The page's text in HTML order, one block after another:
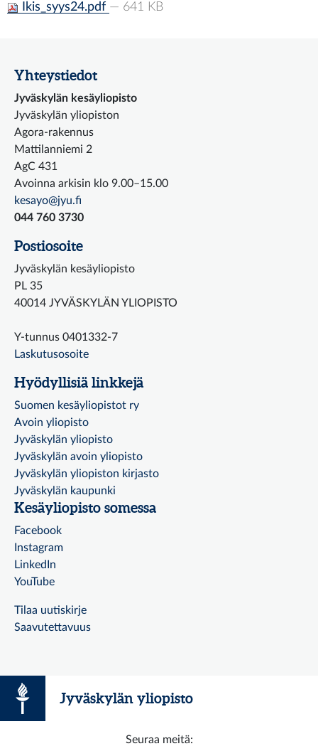
Ikis_syys24.pdf — 641 KB
Yhteystiedot
Jyväskylän kesäyliopisto
Jyväskylän yliopiston
Agora-rakennus
Mattilanniemi 2
AgC 431
Avoinna arkisin klo 9.00–15.00
kesayo@jyu.fi
044 760 3730
Postiosoite
Jyväskylän kesäyliopisto
PL 35
40014 JYVÄSKYLÄN YLIOPISTO
Y-tunnus 0401332-7
Laskutusosoite
Hyödyllisiä linkkejä
Suomen kesäyliopistot ry
Avoin yliopisto
Jyväskylän yliopisto
Jyväskylän avoin yliopisto
Jyväskylän yliopiston kirjasto
Jyväskylän kaupunki
Kesäyliopisto somessa
Facebook
Instagram
LinkedIn
YouTube
Tilaa uutiskirje
Saavutettavuus
Jyväskylän yliopisto
Seuraa meitä: